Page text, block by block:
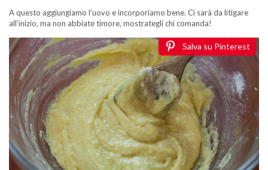
A questo aggiungiamo l’uovo e incorporiamo bene. Ci sarà da litigare
all’inizio, ma non abbiate timore, mostrategli chi comanda!
Salva su Pinterest